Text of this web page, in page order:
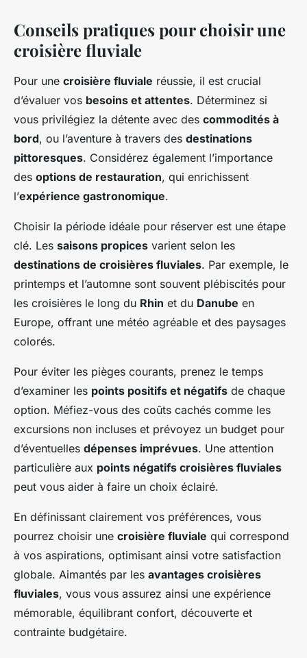
Conseils pratiques pour choisir une
croisière fluviale
Pour une croisière fluviale réussie, il est crucial
d’évaluer vos besoins et attentes. Déterminez si
vous privilégiez la détente avec des commodités à
bord, ou l’aventure à travers des destinations
pittoresques. Considérez également l’importance
des options de restauration, qui enrichissent
l’expérience gastronomique.
Choisir la période idéale pour réserver est une étape
clé. Les saisons propices varient selon les
destinations de croisières fluviales. Par exemple, le
printemps et l’automne sont souvent plébiscités pour
les croisières le long du Rhin et du Danube en
Europe, offrant une météo agréable et des paysages
colorés.
Pour éviter les pièges courants, prenez le temps
d’examiner les points positifs et négatifs de chaque
option. Méfiez-vous des coûts cachés comme les
excursions non incluses et prévoyez un budget pour
d’éventuelles dépenses imprévues. Une attention
particulière aux points négatifs croisières fluviales
peut vous aider à faire un choix éclairé.
En définissant clairement vos préférences, vous
pourrez choisir une croisière fluviale qui correspond
à vos aspirations, optimisant ainsi votre satisfaction
globale. Aimantés par les avantages croisières
fluviales, vous vous assurez ainsi une expérience
mémorable, équilibrant confort, découverte et
contrainte budgétaire.